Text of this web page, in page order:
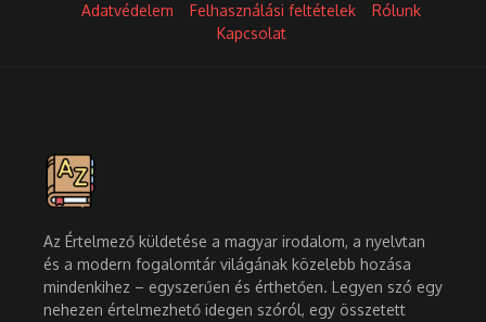
Adatvédelem Felhasználási feltételek
Rólunk
Kapcsolat
Az Értelmező küldetése a magyar irodalom, a nyelvtan
és a modern fogalomtár világának közelebb hozása
mindenkihez – egyszerűen és érthetően. Legyen szó egy
nehezen értelmezhető idegen szóról, egy összetett